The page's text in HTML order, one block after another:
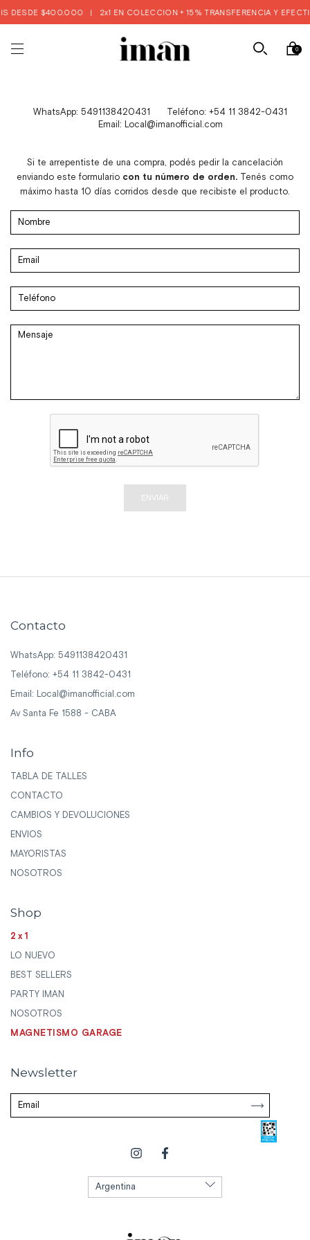
DESDE $400.000 2x1 EN COLECCION + 15% TRANSFERENCIA Y
0
WhatsApp: 5491138420431
Teléfono: +54 11 3842-0431
Email: Local@imanofficial.com
Si te arrepentiste de una compra, podés pedir la cancelación
enviando este formulario con tu número de orden. Tenés como
máximo hasta 10 días corridos desde que recibiste el producto.
ENVIAR
Contacto
WhatsApp: 5491138420431
Teléfono: +54 11 3842-0431
Email: Local@imanofficial.com
Av Santa Fe 1588 - CABA
Info
TABLA DE TALLES
CONTACTO
CAMBIOS Y DEVOLUCIONES
ENVIOS
MAYORISTAS
NOSOTROS
Shop
2x1
LO NUEVO
BEST SELLERS
PARTY IMAN
NOSOTROS
MAGNETISMO GARAGE
Newsletter